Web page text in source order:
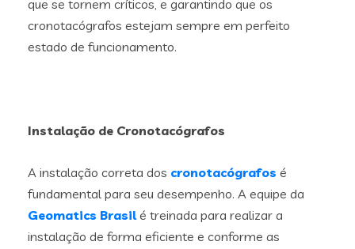
que se tornem críticos, e garantindo que os
cronotacógrafos estejam sempre em perfeito
estado de funcionamento.
Instalação de Cronotacógrafos
A instalação correta dos cronotacógrafos é
fundamental para seu desempenho. A equipe da
Geomatics Brasil é treinada para realizar a
instalação de forma eficiente e conforme as